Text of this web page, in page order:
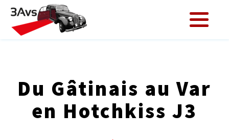
Du Gâtinais au Var
en Hotchkiss J3